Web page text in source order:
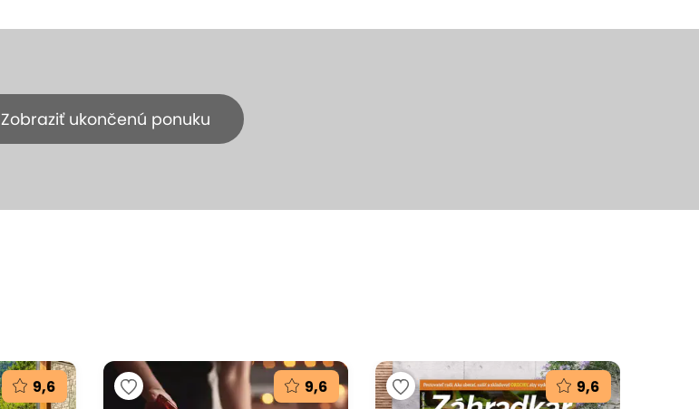
Zobraziť ukončenú ponuku
9,6 9,6 9,6